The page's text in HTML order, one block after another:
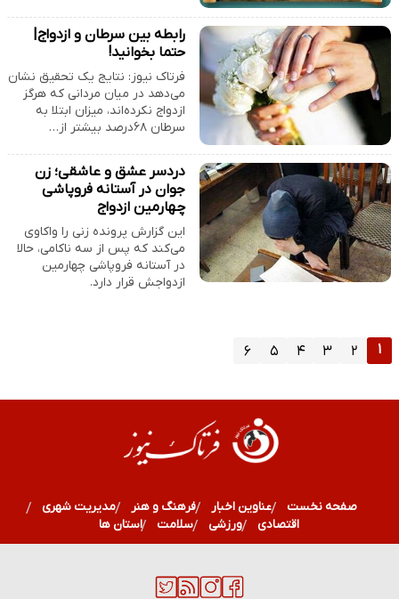
رابطه بین سرطان و ازدواج|
حتما بخوانید!
فرتاک نیوز: نتایج یک تحقیق نشان
می‌دهد در میان مردانی که هرگز
ازدواج نکرده‌اند، میزان ابتلا به
سرطان ۶۸درصد بیشتر از…
دردسر عشق و عاشقی؛ زن
جوان در آستانه فروپاشی
چهارمین ازدواج
این گزارش پرونده زنی را واکاوی
می‌کند که پس از سه ناکامی، حالا
در آستانه فروپاشی چهارمین
ازدواجش قرار دارد.
۱ ۲ ۳ ۴ ۵ ۶
صفحه نخست عناوین اخبار فرهنگ و هنر
مدیریت شهری
اقتصادی
ورزشی سلامت استان ها